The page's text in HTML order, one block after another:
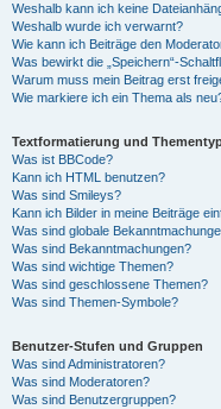
Weshalb kann ich keine
Weshalb wurde ich verwarnt?
Wie kann ich Beiträge den
Was bewirkt die „Speichern“-
Warum muss mein Beitrag erst
Wie markiere ich ein Thema als
Textformatierung und
Was ist BBCode?
Kann ich HTML benutzen?
Was sind Smileys?
Kann ich Bilder in meine Beiträge
Was sind globale
Was sind Bekanntmachungen?
Was sind wichtige Themen?
Was sind geschlossene Themen?
Was sind Themen-Symbole?
Benutzer-Stufen und Gruppen
Was sind Administratoren?
Was sind Moderatoren?
Was sind Benutzergruppen?